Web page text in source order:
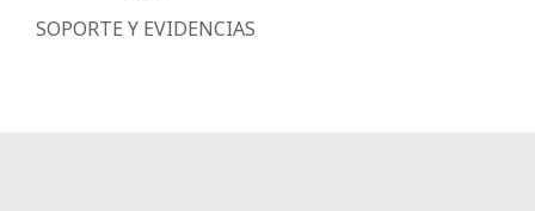
SOPORTE Y EVIDENCIAS